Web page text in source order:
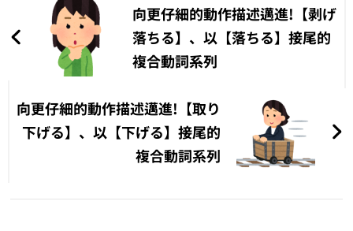
導
向更仔細的動作描述邁進!【剥げ
落ちる】、以【落ちる】接尾的
複合動詞系列
向更仔細的動作描述邁進!【取り
下げる】、以【下げる】接尾的
複合動詞系列